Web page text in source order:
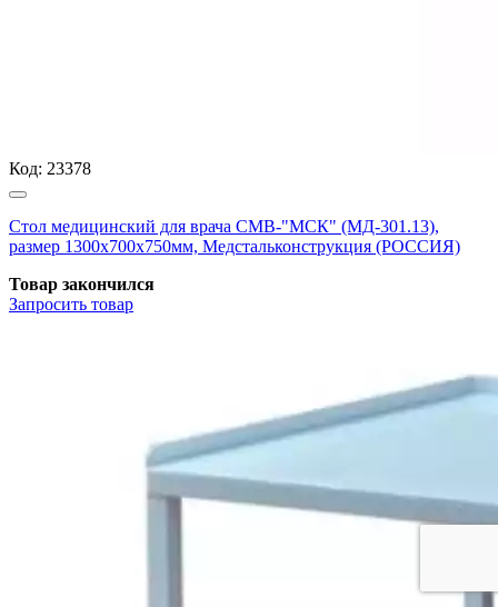
Код: 23378
Стол медицинский для врача СМВ-"МСК" (МД-301.13),
размер 1300х700х750мм, Медстальконструкция (РОССИЯ)
Товар закончился
Запросить товар